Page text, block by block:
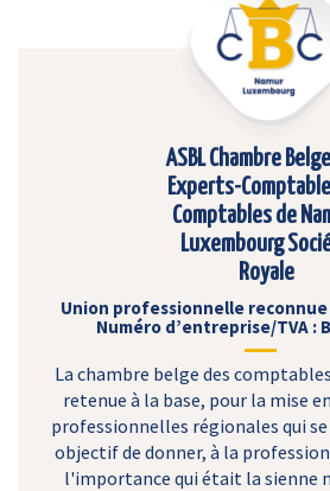
ASBL Chambre
Experts-
Comptables de
Luxembourg
Royale
Union professionnelle reconnue
Numéro d’entreprise/TVA :
La chambre belge des
retenue à la base, pour la mise
professionnelles régionales qui
objectif de donner, à la
l'importance qui était la sienne